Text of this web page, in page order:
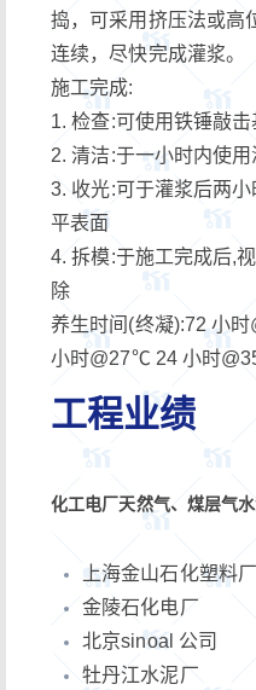
捣，可采用挤压法或高
连续，尽快完成灌浆。
施工完成:
1. 检查:可使用铁锤敲击
2. 清洁:于一小时内使
3. 收光:可于灌浆后两
平表面
4. 拆模:于施工完成后,
除
养生时间(终凝):72 小
小时@27℃ 24 小时
工程业绩
化工电厂天然气、煤层气
上海金山石化塑料厂
金陵石化电厂
北京sinoal 公司
牡丹江水泥厂